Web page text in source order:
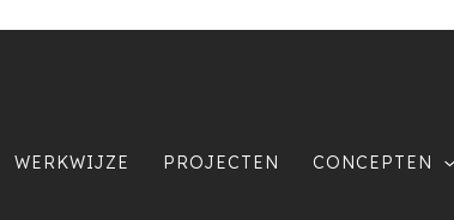
WERKWIJZE PROJECTEN CONCEPTEN